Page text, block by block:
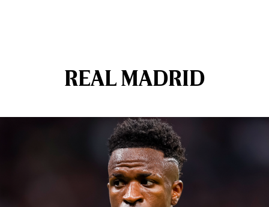
REAL MADRID